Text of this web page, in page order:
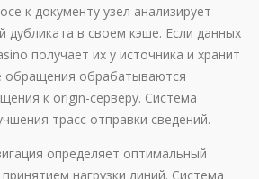
к документу узел анализирует
дубликата в своем кэше. Если данных
получает их у источника и хранит
обращения обрабатываются
к origin-серверу. Система
трасс отправки сведений.
определяет оптимальный
нагрузки линий. Система